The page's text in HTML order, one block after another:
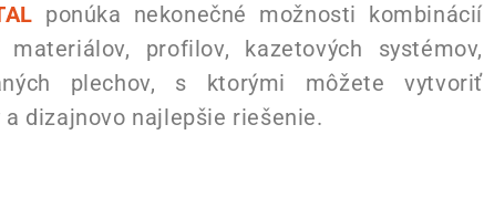
ponúka nekonečné možnosti kombinácií
materiálov, profilov, kazetových systémov,
plechov, s ktorými môžete vytvoriť
dizajnovo najlepšie riešenie.